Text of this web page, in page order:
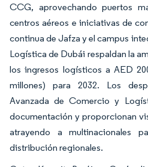
CCG, aprovechando puertos
centros aéreos e iniciativas de
continua de Jafza y el campus
Logística de Dubái respaldan la
los ingresos logísticos a AED
millones) para 2032. Los
Avanzada de Comercio y
documentación y proporcionan
atrayendo a multinacionales
distribución regionales.